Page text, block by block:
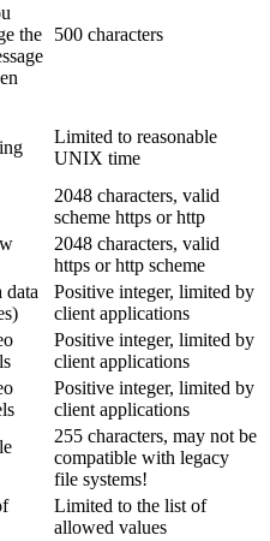
the
500 characters
Limited to reasonable
UNIX time
2048 characters, valid
scheme https or http
2048 characters, valid
https or http scheme
data
Positive integer, limited by
client applications
Positive integer, limited by
client applications
Positive integer, limited by
client applications
255 characters, may not be
compatible with legacy
file systems!
Limited to the list of
allowed values